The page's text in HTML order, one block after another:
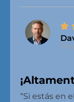
“Si estás en